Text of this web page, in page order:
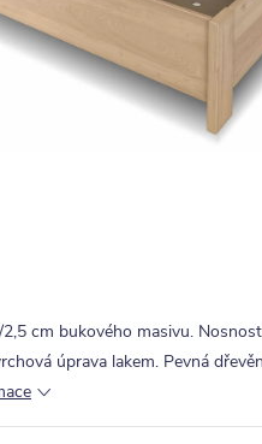
cm bukového masivu.
úprava lakem. Pevná